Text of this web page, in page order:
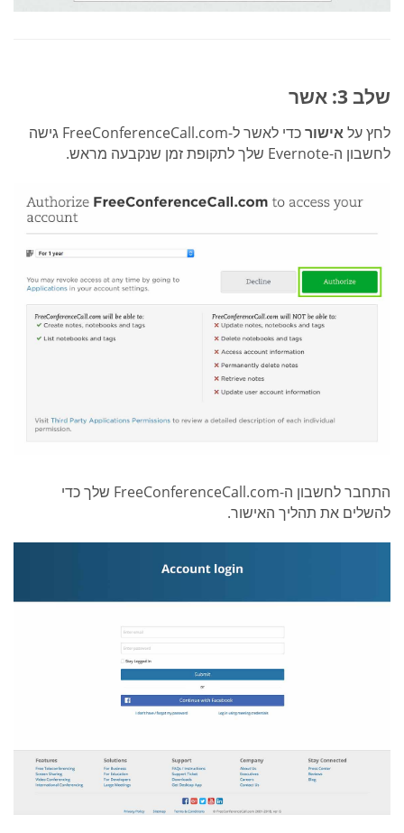
שלב 3: אשר
לחץ עלאישור
כדי לאשר ל-FreeConferenceCall.com גישה
לחשבון ה-Evernote שלך לתקופת זמן שנקבעה מראש.
התחבר לחשבון ה-FreeConferenceCall.com שלך כדי
להשלים את תהליך האישור.